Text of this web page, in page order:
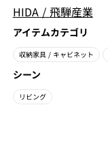
HIDA / 飛騨産業
アイテムカテゴリ
収納家具 / キャビネット
シーン
リビング